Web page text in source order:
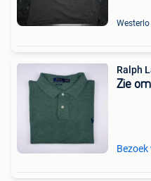
Westerlo
Ralph
Zie